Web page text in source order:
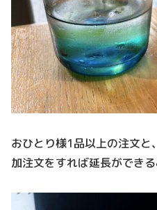
おひとり様1品以上の注文
加注文をすれば延長ができる